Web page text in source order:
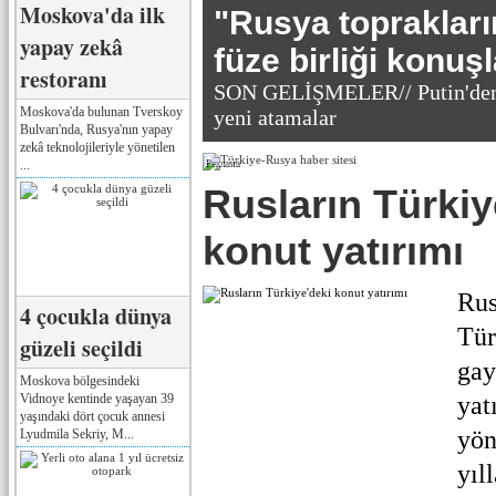
Moskova'da ilk
yapay zekâ
restoranı
Moskova'da bulunan Tverskoy
Bulvarı'nda, Rusya'nın yapay
zekâ teknolojileriyle yönetilen
4 çocukla dünya
güzeli seçildi
Moskova bölgesindeki
Vidnoye kentinde yaşayan 39
yaşındaki dört çocuk annesi
Lyudmila Sekriy, M...
"Rusya
füze birliği
SON GELİŞMELER//
yeni atamalar
Реклама
Rusların
konut yatırımı